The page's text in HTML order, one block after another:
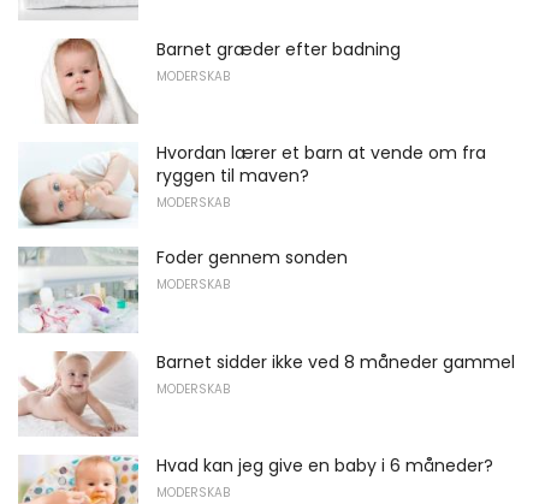
Barnet græder efter badning
MODERSKAB
Hvordan lærer et barn at vende om fra
ryggen til maven?
MODERSKAB
Foder gennem sonden
MODERSKAB
Barnet sidder ikke ved 8 måneder gammel
MODERSKAB
Hvad kan jeg give en baby i 6 måneder?
MODERSKAB